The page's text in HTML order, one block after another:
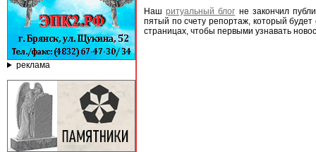
реклама
Нашритуальный блог не закончил
пятый по счету репортаж, который
страницах, чтобы первыми узнавать